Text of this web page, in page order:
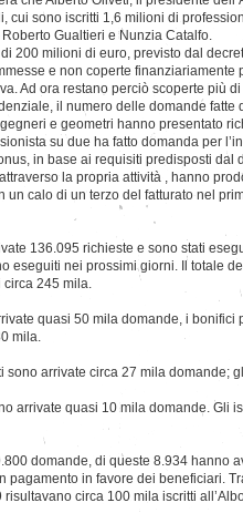
cui sono iscritti 1,6 milioni di
Gualtieri e Nunzia Catalfo.
200 milioni di euro, previsto dal
e non coperte finanziariamente
Ad ora restano perciò scoperte più
il numero delle domande fatte
e geometri hanno presentato
su due ha fatto domanda per
in base ai requisiti predisposti dal
la propria attività , hanno
un calo di un terzo del fatturato nel
136.095 richieste e sono stati
eseguiti nei prossimi giorni. Il totale
circa 245 mila.
quasi 50 mila domande, i bonifici
mila.
sono arrivate circa 27 mila domande;
arrivate quasi 10 mila domande. Gli
domande, di queste 8.934 hanno
pagamento in favore dei beneficiari.
circa 100 mila iscritti